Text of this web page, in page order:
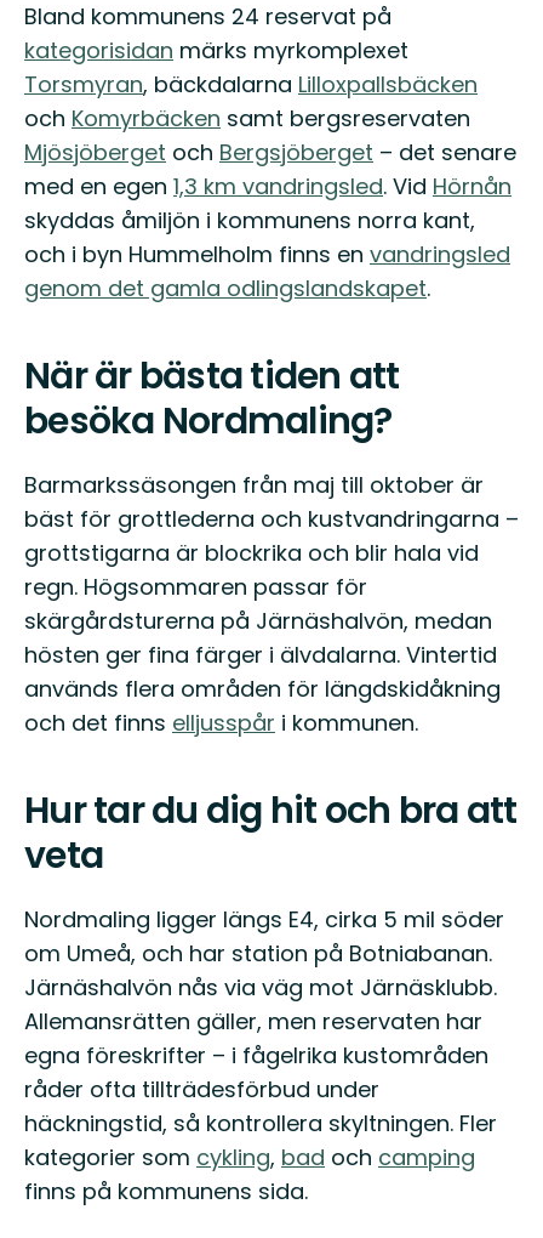
Bland kommunens 24 reservat på
kategorisidan märks myrkomplexet
Torsmyran, bäckdalarna Lilloxpallsbäcken
och Komyrbäcken samt bergsreservaten
Mjösjöberget och Bergsjöberget – det senare
med en egen 1,3 km vandringsled. Vid Hörnån
skyddas åmiljön i kommunens norra kant,
och i byn Hummelholm finns en vandringsled
genom det gamla odlingslandskapet.
När är bästa tiden att
besöka Nordmaling?
Barmarkssäsongen från maj till oktober är
bäst för grottlederna och kustvandringarna –
grottstigarna är blockrika och blir hala vid
regn. Högsommaren passar för
skärgårdsturerna på Järnäshalvön, medan
hösten ger fina färger i älvdalarna. Vintertid
används flera områden för längdskidåkning
och det finns elljusspår i kommunen.
Hur tar du dig hit och bra att
veta
Nordmaling ligger längs E4, cirka 5 mil söder
om Umeå, och har station på Botniabanan.
Järnäshalvön nås via väg mot Järnäsklubb.
Allemansrätten gäller, men reservaten har
egna föreskrifter – i fågelrika kustområden
råder ofta tillträdesförbud under
häckningstid, så kontrollera skyltningen. Fler
kategorier som cykling, bad och camping
finns på kommunens sida.